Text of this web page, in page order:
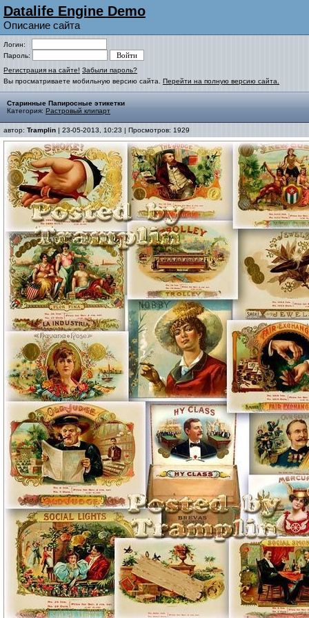
Datalife Engine Demo
Описание сайта
Логин:
Пароль:
Регистрация на сайте! Забыли пароль?
Вы просматриваете мобильную версию сайта. Перейти на полную версию сайта.
Старинные Папиросные этикетки
Категория: Растровый клипарт
автор: Tramplin | 23-05-2013, 10:23 | Просмотров: 1929